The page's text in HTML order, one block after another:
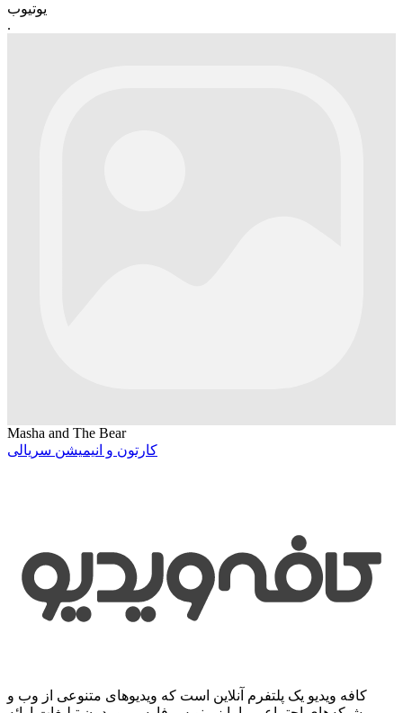
یوتیوب
.
Masha and The Bear
کارتون و انیمیشن سریالی
کافه ویدیو یک پلتفرم آنلاین است که ویدیوهای متنوعی از وب و